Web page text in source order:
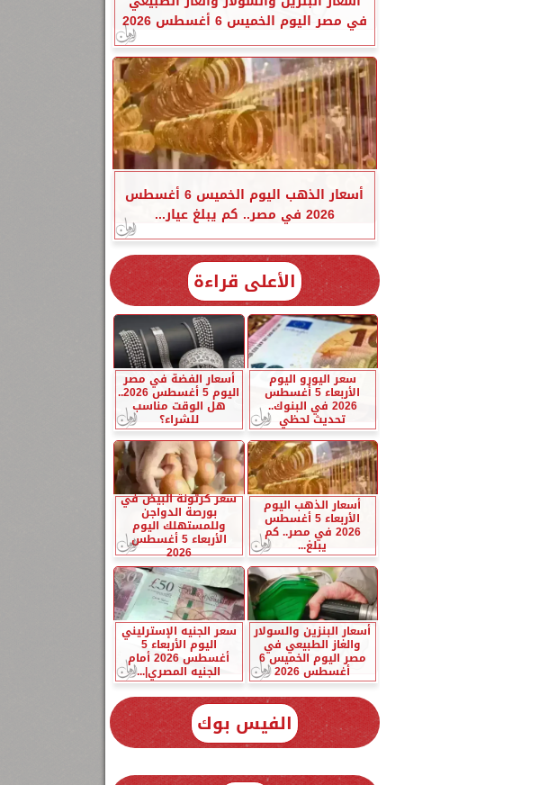
في مصر اليوم الخميس 6 أغسطس 2026
أسعار الذهب اليوم الخميس 6 أغسطس
2026 في مصر.. كم يبلغ عيار...
الأعلى قراءة
سعر اليورو اليوم
الأربعاء 5 أغسطس
2026 في البنوك..
تحديث لحظي
أسعار الفضة في مصر
اليوم 5 أغسطس 2026..
هل الوقت مناسب
للشراء؟
أسعار الذهب اليوم
الأربعاء 5 أغسطس
2026 في مصر.. كم
يبلغ...
سعر كرتونة البيض في
بورصة الدواجن
وللمستهلك اليوم
الأربعاء 5 أغسطس
2026
أسعار البنزين والسولار
والغاز الطبيعي في
مصر اليوم الخميس 6
أغسطس 2026
سعر الجنيه الإسترليني
اليوم الأربعاء 5
أغسطس 2026 أمام
الجنيه المصري|...
الفيس بوك